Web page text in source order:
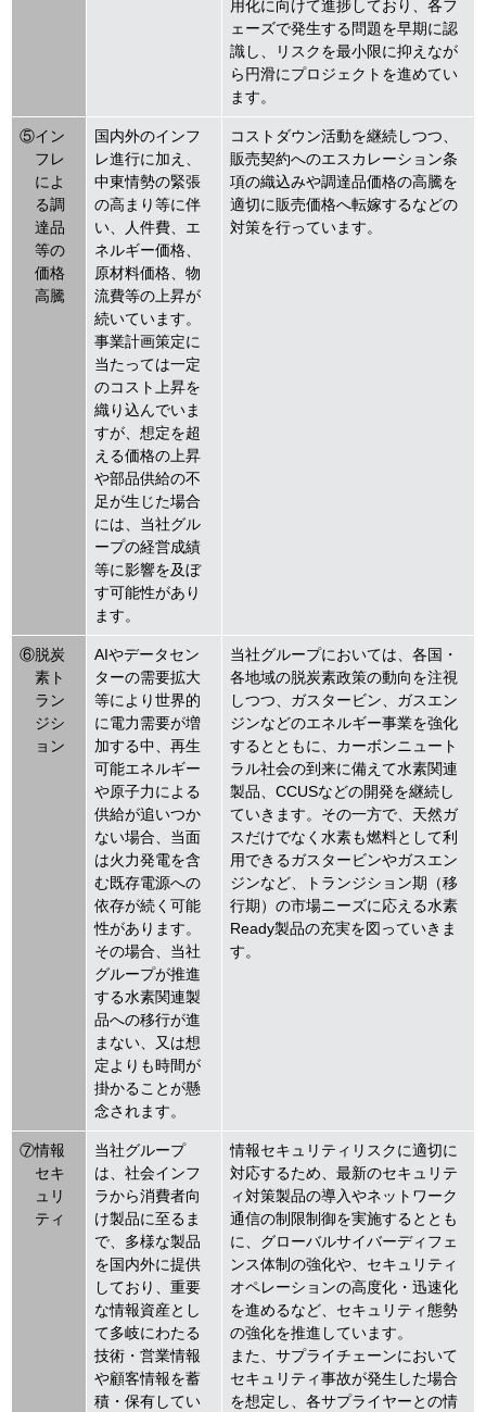
用化に向けて進捗しており、各フ
ェーズで発生する問題を早期に認
識し、リスクを最小限に抑えなが
ら円滑にプロジェクトを進めてい
ます。
⑤イン
フレ
によ
る調
達品
等の
価格
高騰
国内外のインフ
レ進行に加え、
中東情勢の緊張
の高まり等に伴
い、人件費、エ
ネルギー価格、
原材料価格、物
流費等の上昇が
続いています。
事業計画策定に
当たっては一定
のコスト上昇を
織り込んでいま
すが、想定を超
える価格の上昇
や部品供給の不
足が生じた場合
には、当社グル
ープの経営成績
等に影響を及ぼ
す可能性があり
ます。
コストダウン活動を継続しつつ、
販売契約へのエスカレーション条
項の織込みや調達品価格の高騰を
適切に販売価格へ転嫁するなどの
対策を行っています。
⑥脱炭
素ト
ラン
ジシ
ョン
AIやデータセン
ターの需要拡大
等により世界的
に電力需要が増
加する中、再生
可能エネルギー
や原子力による
供給が追いつか
ない場合、当面
は火力発電を含
む既存電源への
依存が続く可能
性があります。
その場合、当社
グループが推進
する水素関連製
品への移行が進
まない、又は想
定よりも時間が
掛かることが懸
念されます。
当社グループにおいては、各国・
各地域の脱炭素政策の動向を注視
しつつ、ガスタービン、ガスエン
ジンなどのエネルギー事業を強化
するとともに、カーボンニュート
ラル社会の到来に備えて水素関連
製品、CCUSなどの開発を継続し
ていきます。その一方で、天然ガ
スだけでなく水素も燃料として利
用できるガスタービンやガスエン
ジンなど、トランジション期（移
行期）の市場ニーズに応える水素
Ready製品の充実を図っていきま
す。
⑦情報
セキ
ュリ
ティ
当社グループ
は、社会インフ
ラから消費者向
け製品に至るま
で、多様な製品
を国内外に提供
しており、重要
な情報資産とし
て多岐にわたる
技術・営業情報
や顧客情報を蓄
積・保有してい
情報セキュリティリスクに適切に
対応するため、最新のセキュリテ
ィ対策製品の導入やネットワーク
通信の制限制御を実施するととも
に、グローバルサイバーディフェ
ンス体制の強化や、セキュリティ
オペレーションの高度化・迅速化
を進めるなど、セキュリティ態勢
の強化を推進しています。
また、サプライチェーンにおいて
セキュリティ事故が発生した場合
を想定し、各サプライヤーとの情